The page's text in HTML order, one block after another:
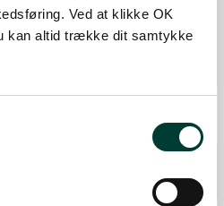
Ved at klikke OK
kan altid trække dit samtykke